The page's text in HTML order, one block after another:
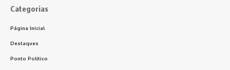
Categorias
Página Inicial
Destaques
Ponto Político